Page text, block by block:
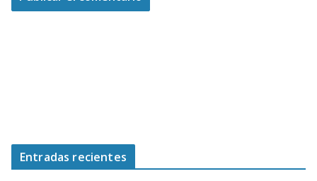
Entradas recientes